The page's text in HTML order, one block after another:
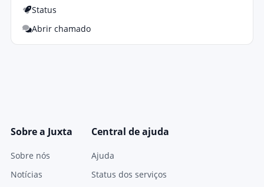
Status
Abrir chamado
Sobre a Juxta
Sobre nós
Notícias
Central de ajuda
Ajuda
Status dos serviços